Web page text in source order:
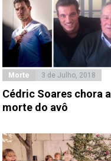
Morte 3 de Julho, 2018
Cédric Soares chora a
morte do avô